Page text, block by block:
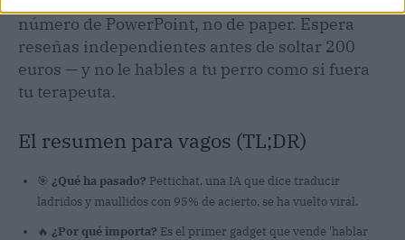
número de PowerPoint, no de paper. Espera
reseñas independientes antes de soltar 200
euros — y no le hables a tu perro como si fuera
tu terapeuta.
El resumen para vagos (TL;DR)
🎯 ¿Qué ha pasado? Pettichat, una IA que dice traducir
ladridos y maullidos con 95% de acierto, se ha vuelto viral.
🔥 ¿Por qué importa? Es el primer gadget que vende 'hablar